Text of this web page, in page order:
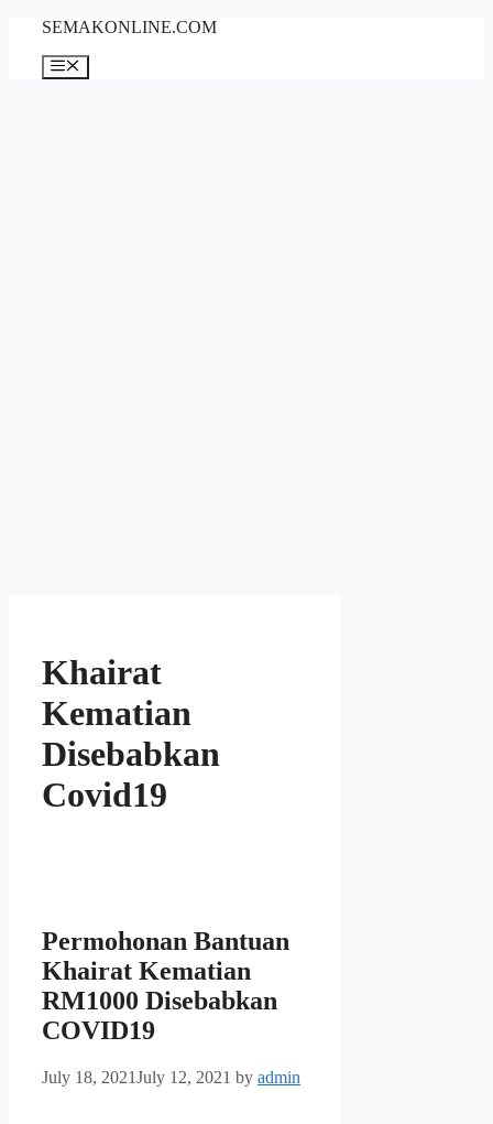
content
SEMAKONLINE.COM
Menu
Khairat
Kematian
Disebabkan
Covid19
Permohonan Bantuan
Khairat Kematian
RM1000 Disebabkan
COVID19
July 18, 2021July 12, 2021 by admin